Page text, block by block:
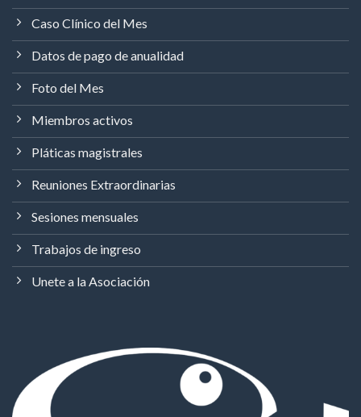
Caso Clínico del Mes
Datos de pago de anualidad
Foto del Mes
Miembros activos
Pláticas magistrales
Reuniones Extraordinarias
Sesiones mensuales
Trabajos de ingreso
Unete a la Asociación